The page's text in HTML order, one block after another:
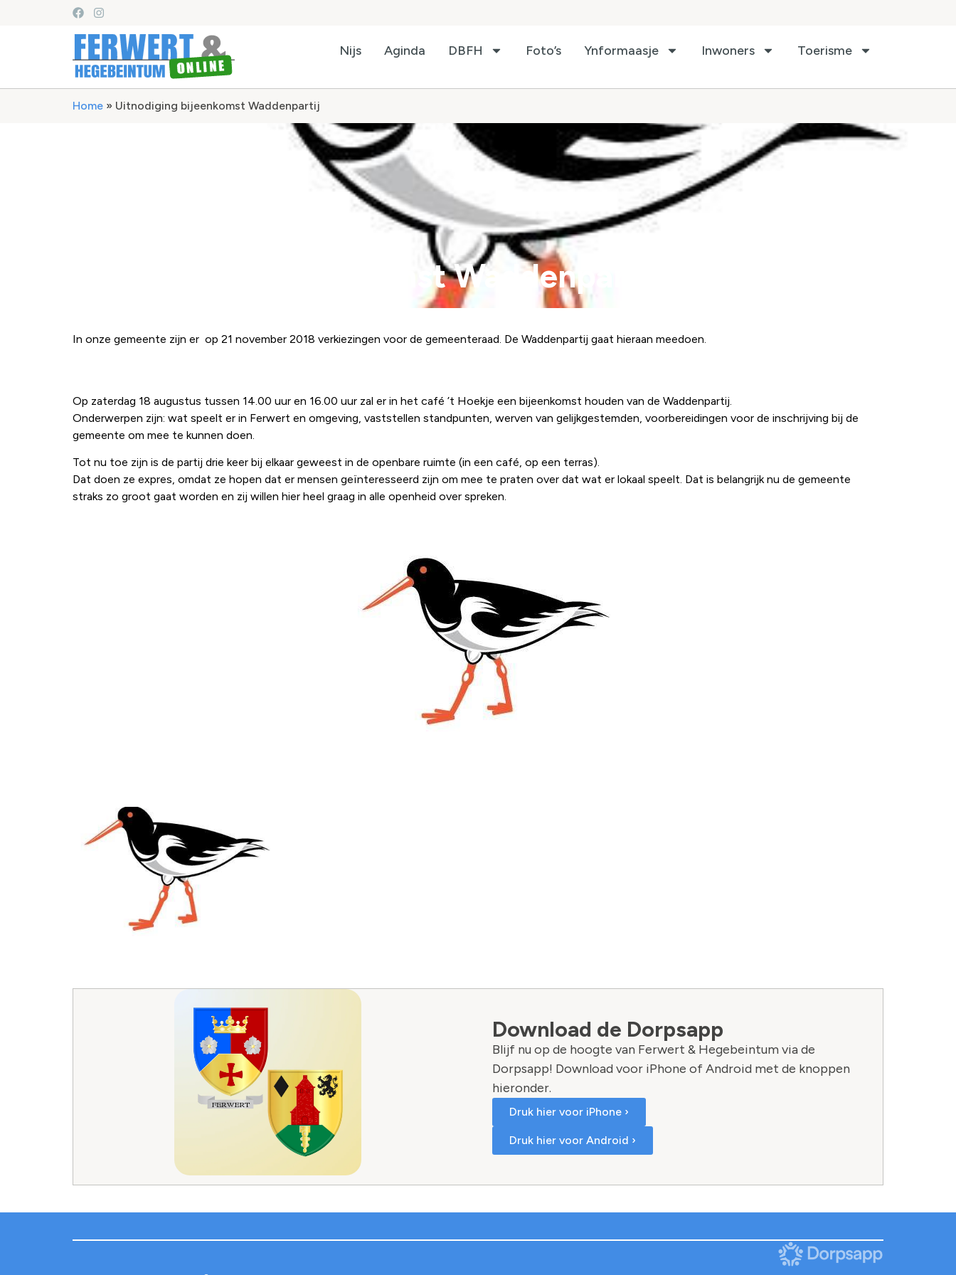
Nijs Aginda DBFH Foto’s Ynformaasje Inwoners Toerisme
Home » Uitnodiging bijeenkomst Waddenpartij
Uitnodiging bijeenkomst Waddenpartij
In onze gemeente zijn er op 21 november 2018 verkiezingen voor de gemeenteraad. De Waddenpartij gaat hieraan meedoen.
Op zaterdag 18 augustus tussen 14.00 uur en 16.00 uur zal er in het café ’t Hoekje een bijeenkomst houden van de Waddenpartij.
Onderwerpen zijn: wat speelt er in Ferwert en omgeving, vaststellen standpunten, werven van gelijkgestemden, voorbereidingen voor de inschrijving bij de
gemeente om mee te kunnen doen.
Tot nu toe zijn is de partij drie keer bij elkaar geweest in de openbare ruimte (in een café, op een terras).
Dat doen ze expres, omdat ze hopen dat er mensen geïnteresseerd zijn om mee te praten over dat wat er lokaal speelt. Dat is belangrijk nu de gemeente
straks zo groot gaat worden en zij willen hier heel graag in alle openheid over spreken.
Download de Dorpsapp
Blijf nu op de hoogte van Ferwert & Hegebeintum via de
Dorpsapp! Download voor iPhone of Android met de knoppen
hieronder.
Druk hier voor iPhone ›
Druk hier voor Android ›